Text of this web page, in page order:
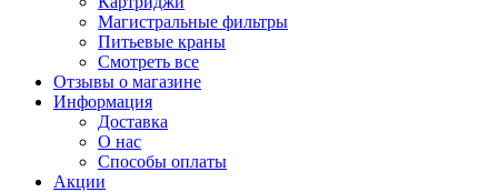
Магистральные фильтры
Питьевые краны
Смотреть все
Отзывы о магазине
Информация
Доставка
О нас
Способы оплаты
Акции